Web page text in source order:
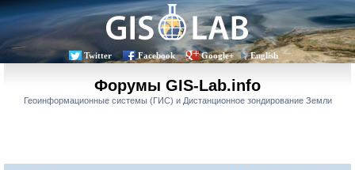
Twitter Facebook Google+ English
Форумы GIS-Lab.info
Геоинформационные системы (ГИС) и Дистанционное зондирование Земли